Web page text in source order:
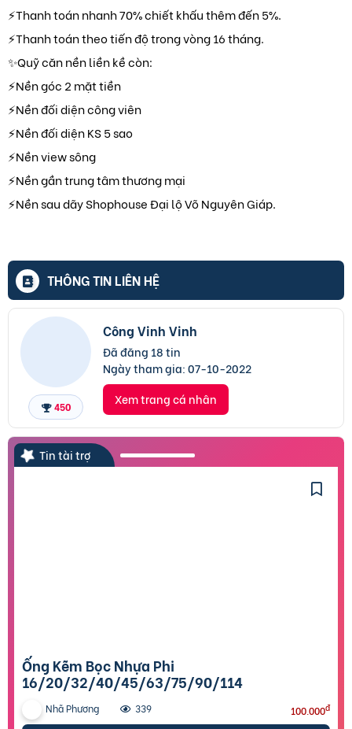
⚡Thanh toán nhanh 70% chiết khấu thêm đến 5%.
⚡Thanh toán theo tiến độ trong vòng 16 tháng.
✨Quỹ căn nền liền kề còn:
⚡Nền góc 2 mặt tiền
⚡Nền đối diện công viên
⚡Nền đối diện KS 5 sao
⚡Nền view sông
⚡Nền gần trung tâm thương mại
⚡Nền sau dãy Shophouse Đại lộ Võ Nguyên Giáp.
THÔNG TIN LIÊN HỆ
450
Công Vinh Vinh
Đã đăng 18 tin
Ngày tham gia:07-10-2022
Xem trang cá nhân
Tin tài trợ
Ống Kẽm Bọc Nhựa Phi
16/20/32/40/45/63/75/90/114
Nhã Phương 339 100.000đ